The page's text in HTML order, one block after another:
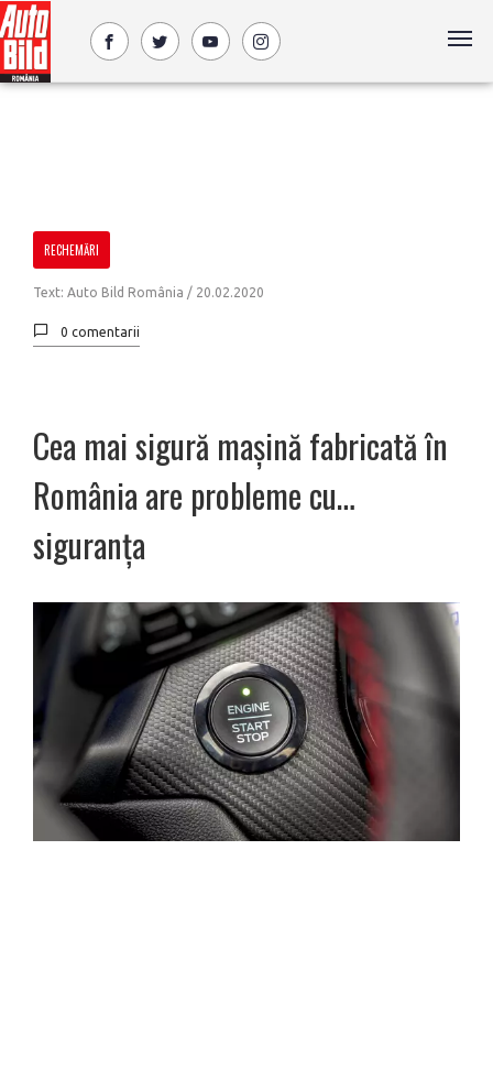
RECHEMĂRI
Text: Auto Bild România / 20.02.2020
0 comentarii
Cea mai sigură mașină fabricată în
România are probleme cu…
siguranța